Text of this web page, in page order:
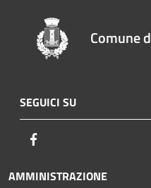
Comune
SEGUICI SU
AMMINISTRAZIONE